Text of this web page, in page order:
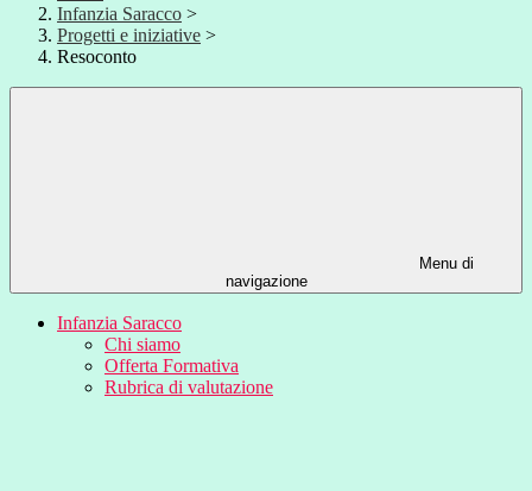
Infanzia Saracco >
Progetti e iniziative >
Resoconto
Menu di
navigazione
Infanzia Saracco
Chi siamo
Offerta Formativa
Rubrica di valutazione